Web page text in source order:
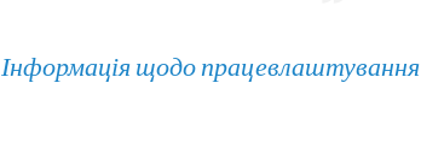
Інформація щодо працевлаштування